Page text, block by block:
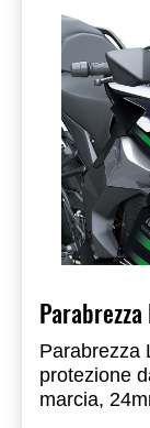
Parabrezza
protezione
marcia,